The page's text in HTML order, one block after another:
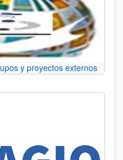
y proyectos externos